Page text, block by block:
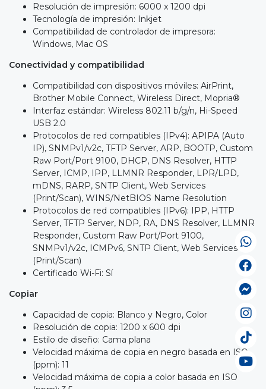
Resolución de impresión: 6000 x 1200 dpi
Tecnología de impresión: Inkjet
Compatibilidad de controlador de impresora:
Windows, Mac OS
Conectividad y compatibilidad
Compatibilidad con dispositivos móviles: AirPrint,
Brother Mobile Connect, Wireless Direct, Mopria®
Interfaz estándar: Wireless 802.11 b/g/n, Hi-Speed
USB 2.0
Protocolos de red compatibles (IPv4): APIPA (Auto
IP), SNMPv1/v2c, TFTP Server, ARP, BOOTP, Custom
Raw Port/Port 9100, DHCP, DNS Resolver, HTTP
Server, ICMP, IPP, LLMNR Responder, LPR/LPD,
mDNS, RARP, SNTP Client, Web Services
(Print/Scan), WINS/NetBIOS Name Resolution
Protocolos de red compatibles (IPv6): IPP, HTTP
Server, TFTP Server, NDP, RA, DNS Resolver, LLMNR
Responder, Custom Raw Port/Port 9100,
SNMPv1/v2c, ICMPv6, SNTP Client, Web Services
(Print/Scan)
Certificado Wi-Fi: Sí
Copiar
Capacidad de copia: Blanco y Negro, Color
Resolución de copia: 1200 x 600 dpi
Estilo de diseño: Cama plana
Velocidad máxima de copia en negro basada en ISO
(ppm): 11
Velocidad máxima de copia a color basada en ISO